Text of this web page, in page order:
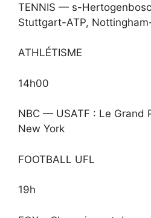
TENNIS — s-
Stuttgart-ATP,
ATHLÉTISME
14h00
NBC — USATF : Le Grand
New York
FOOTBALL UFL
19h